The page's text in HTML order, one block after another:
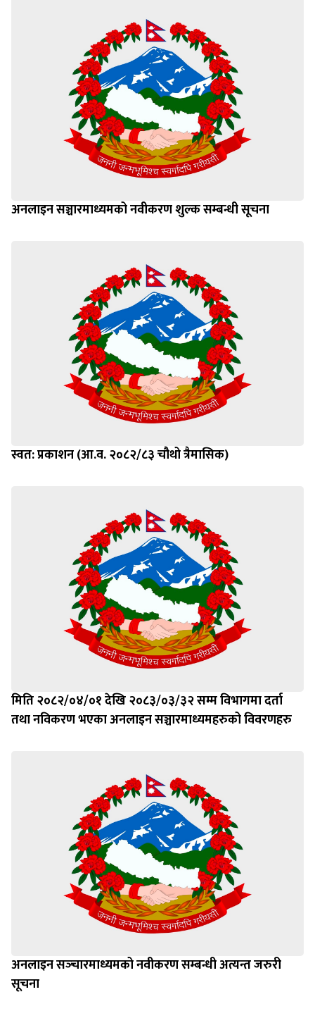
अनलाइन सञ्चारमाध्यमको नवीकरण शुल्क सम्बन्धी सूचना
स्वत: प्रकाशन (आ.व. २०८२/८३ चौथो त्रैमासिक)
मिति २०८२/०४/०१ देखि २०८३/०३/३२ सम्म विभागमा दर्ता
तथा नविकरण भएका अनलाइन सञ्चारमाध्यमहरुको विवरणहरु
अनलाइन सञ्‍चारमाध्यमको नवीकरण सम्बन्धी अत्यन्त जरुरी
सूचना